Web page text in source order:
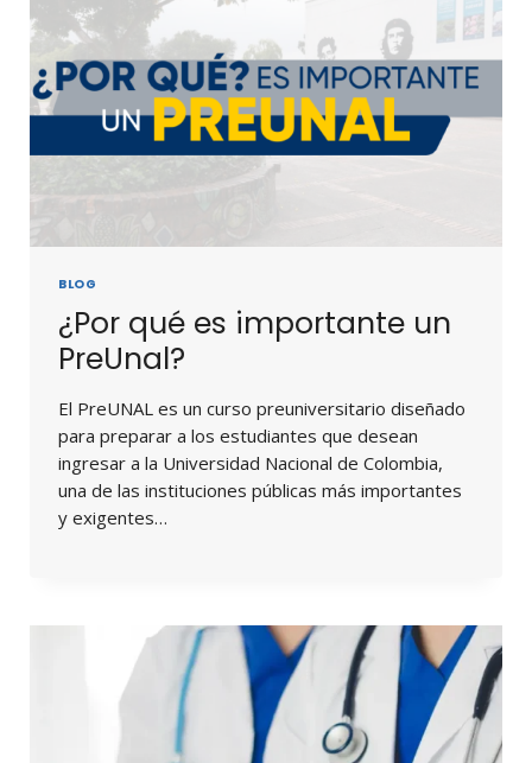
BLOG
¿Por qué es importante un
PreUnal?
El PreUNAL es un curso preuniversitario diseñado
para preparar a los estudiantes que desean
ingresar a la Universidad Nacional de Colombia,
una de las instituciones públicas más importantes
y exigentes…